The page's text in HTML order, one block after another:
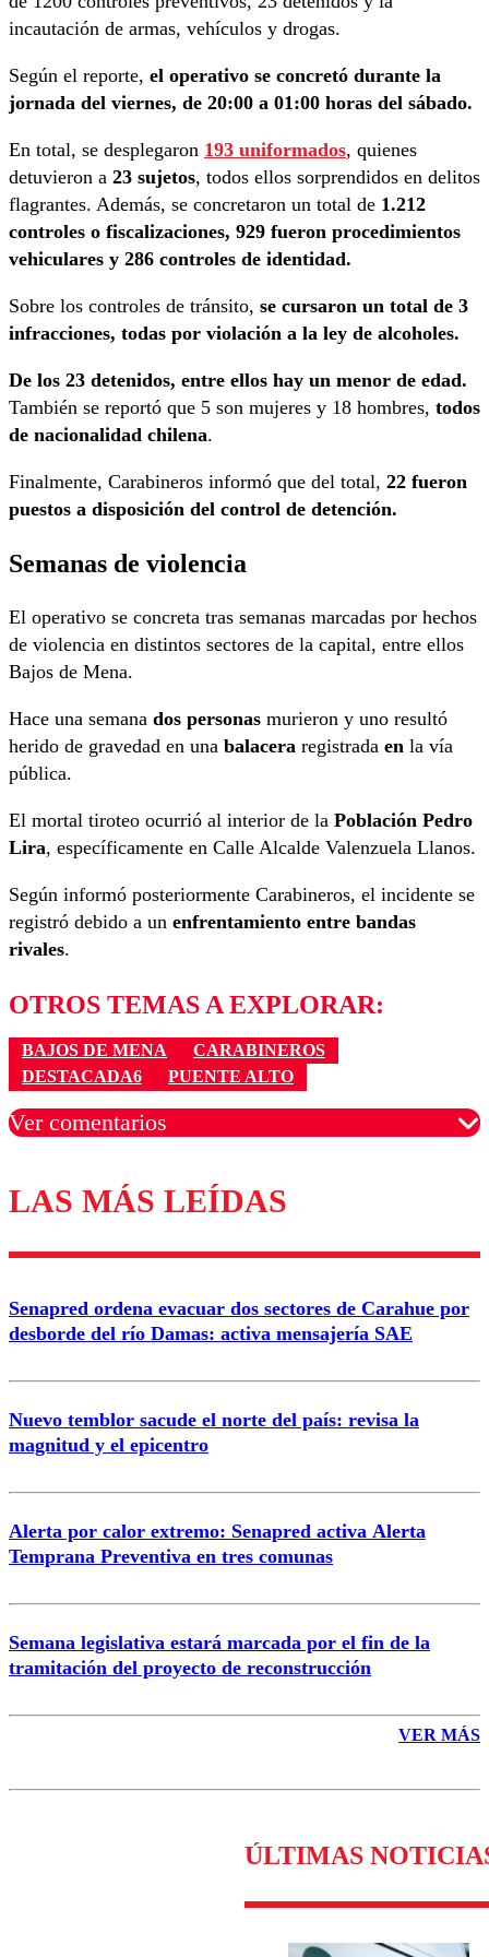
incautación de armas, vehículos y drogas.
Según el reporte, el operativo se concretó durante la
jornada del viernes, de 20:00 a 01:00 horas del sábado.
En total, se desplegaron 193 uniformados, quienes
detuvieron a 23 sujetos, todos ellos sorprendidos en delitos
flagrantes. Además, se concretaron un total de 1.212
controles o fiscalizaciones, 929 fueron procedimientos
vehiculares y 286 controles de identidad.
Sobre los controles de tránsito, se cursaron un total de 3
infracciones, todas por violación a la ley de alcoholes.
De los 23 detenidos, entre ellos hay un menor de edad.
También se reportó que 5 son mujeres y 18 hombres, todos
de nacionalidad chilena.
Finalmente, Carabineros informó que del total, 22 fueron
puestos a disposición del control de detención.
Semanas de violencia
El operativo se concreta tras semanas marcadas por hechos
de violencia en distintos sectores de la capital, entre ellos
Bajos de Mena.
Hace una semana dos personas murieron y uno resultó
herido de gravedad en una balacera registrada en la vía
pública.
El mortal tiroteo ocurrió al interior de la Población Pedro
Lira, específicamente en Calle Alcalde Valenzuela Llanos.
Según informó posteriormente Carabineros, el incidente se
registró debido a un enfrentamiento entre bandas
rivales.
OTROS TEMAS A EXPLORAR:
BAJOS DE MENA
CARABINEROS
DESTACADA6
PUENTE ALTO
Ver comentarios
Los comentarios son moderados para garantizar un
diálogo respetuoso.
Nombre
Correo
LAS MÁS LEÍDAS
Senapred ordena evacuar dos sectores de Carahue por
desborde del río Damas: activa mensajería SAE
Nuevo temblor sacude el norte del país: revisa la
magnitud y el epicentro
Alerta por calor extremo: Senapred activa Alerta
Temprana Preventiva en tres comunas
Semana legislativa estará marcada por el fin de la
tramitación del proyecto de reconstrucción
VER MÁS
ÚLTIMAS